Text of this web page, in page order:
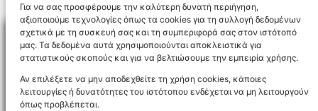
Για να σας προσφέρουμε την καλύτερη δυνατή περιήγηση,
αξιοποιούμε τεχνολογίες όπως τα cookies για τη συλλογή δεδομένων
σχετικά με τη συσκευή σας και τη συμπεριφορά σας στον ιστότοπό
μας. Τα δεδομένα αυτά χρησιμοποιούνται αποκλειστικά για
στατιστικούς σκοπούς και για να βελτιώσουμε την εμπειρία χρήσης.
Αν επιλέξετε να μην αποδεχθείτε τη χρήση cookies, κάποιες
λειτουργίες ή δυνατότητες του ιστότοπου ενδέχεται να μη λειτουργούν
όπως προβλέπεται.